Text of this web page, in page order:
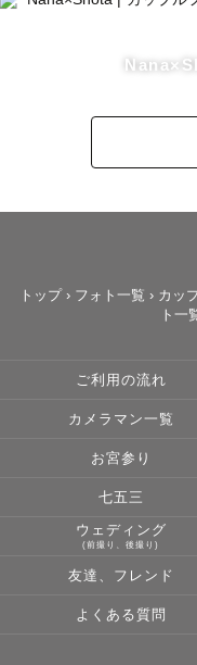
トップ› フォト一覧 › カッ
ト一
ご利用の流れ
カメラマン一覧
お宮参り
七五三
ウェディング
(前撮り、後撮り)
友達、フレンド
よくある質問